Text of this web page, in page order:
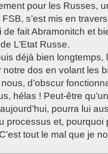
pour les Russes,
s’est mis en
fait Abramonitch et
L’Etat Russe.
déjà bien
dos en volant les
d’obscur
hélas ! Peut-être
pourra lui
processus et, pourquoi
tout le mal que je